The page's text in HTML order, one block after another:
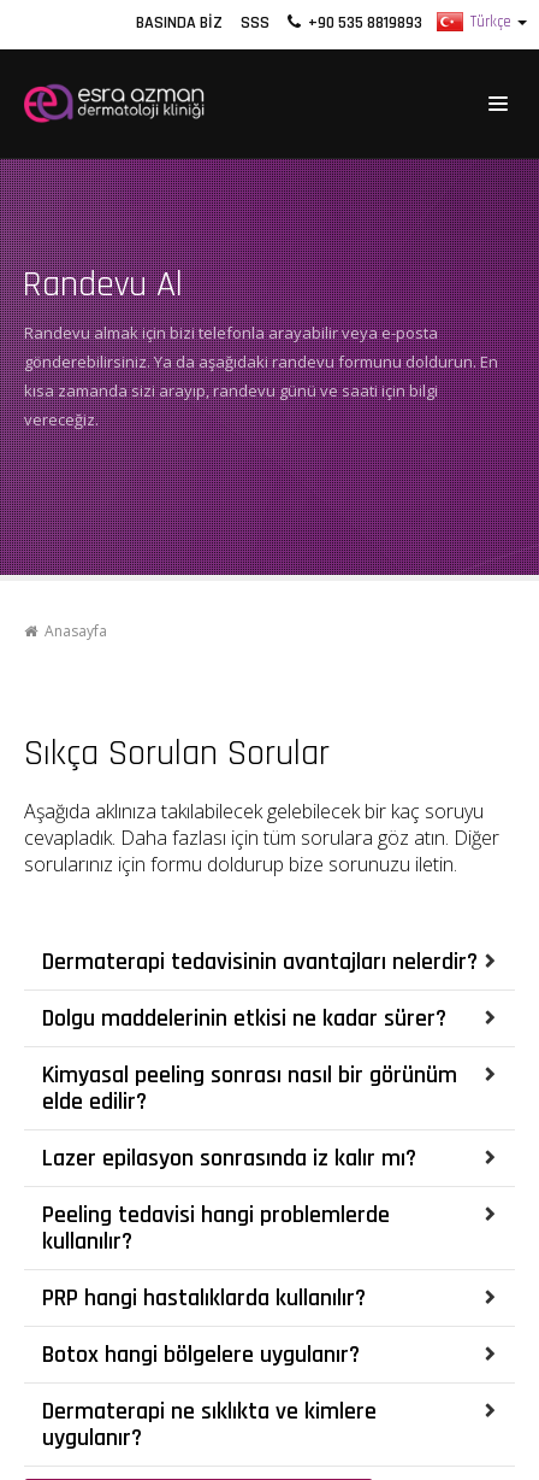
BASINDA BIZ SSS +90 535 8819893
Randevu Al
Randevu almak için bizi telefonla arayabilir veya e-posta
gönderebilirsiniz. Ya da aşağıdaki randevu formunu doldurun. En
kısa zamanda sizi arayıp, randevu günü ve saati için bilgi
vereceğiz.
Anasayfa
Sıkça Sorulan Sorular
Aşağıda aklınıza takılabilecek gelebilecek bir kaç soruyu
cevapladık. Daha fazlası için tüm sorulara göz atın. Diğer
sorularınız için formu doldurup bize sorunuzu iletin.
Dermaterapi tedavisinin avantajları nelerdir?
Dolgu maddelerinin etkisi ne kadar sürer?
Kimyasal peeling sonrası nasıl bir görünüm
elde edilir?
Lazer epilasyon sonrasında iz kalır mı?
Peeling tedavisi hangi problemlerde
kullanılır?
PRP hangi hastalıklarda kullanılır?
Botox hangi bölgelere uygulanır?
Dermaterapi ne sıklıkta ve kimlere
uygulanır?